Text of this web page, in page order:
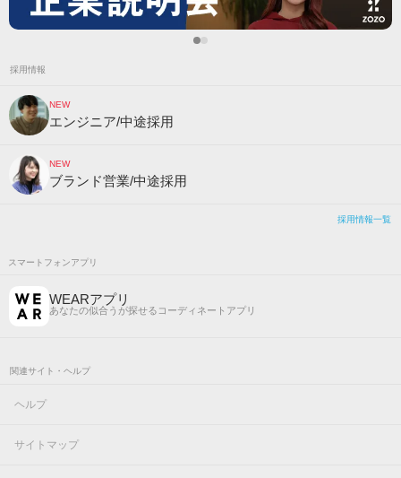
採用情報
NEW
エンジニア/中途採用
NEW
ブランド営業/中途採用
採用情報一覧
スマートフォンアプリ
WEARアプリ
あなたの似合うが探せるコーディネートアプリ
関連サイト・ヘルプ
ヘルプ
サイトマップ